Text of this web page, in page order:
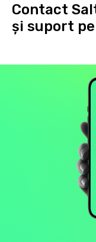
Contact
și suport